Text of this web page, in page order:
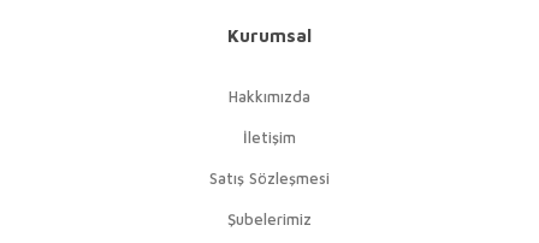
Kurumsal
Hakkımızda
İletişim
Satış Sözleşmesi
Şubelerimiz